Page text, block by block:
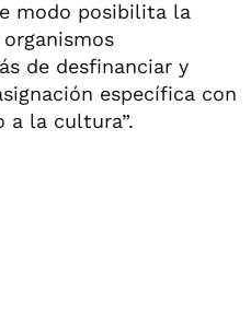
modo posibilita la
de desfinanciar y
específica con
a la cultura”.